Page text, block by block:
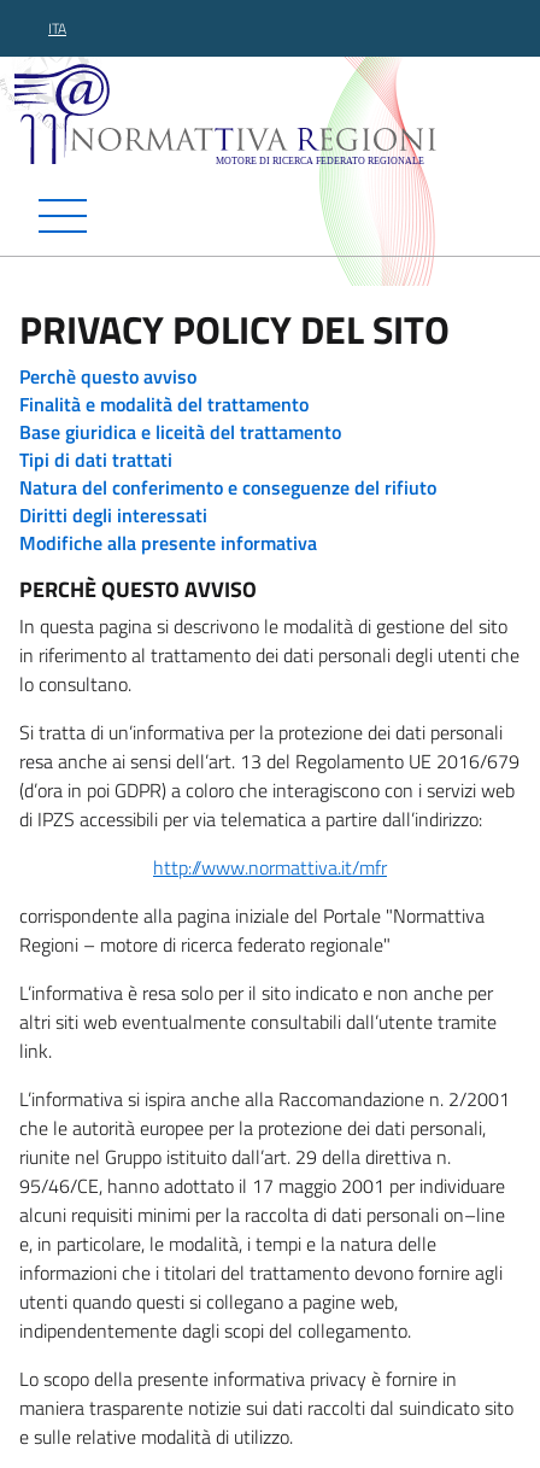
ITA
Normattiva Regioni -
PRIVACY POLICY DEL SITO
Perchè questo avviso
Finalità e modalità del trattamento
Base giuridica e liceità del trattamento
Tipi di dati trattati
Natura del conferimento e conseguenze del rifiuto
Diritti degli interessati
Modifiche alla presente informativa
PERCHÈ QUESTO AVVISO
In questa pagina si descrivono le modalità di gestione del sito
in riferimento al trattamento dei dati personali degli utenti che
lo consultano.
Si tratta di un’informativa per la protezione dei dati personali
resa anche ai sensi dell’art. 13 del Regolamento UE 2016/679
(d’ora in poi GDPR) a coloro che interagiscono con i servizi web
di IPZS accessibili per via telematica a partire dall’indirizzo:
http://www.normattiva.it/mfr
corrispondente alla pagina iniziale del Portale "Normattiva
Regioni – motore di ricerca federato regionale"
L’informativa è resa solo per il sito indicato e non anche per
altri siti web eventualmente consultabili dall’utente tramite
link.
L’informativa si ispira anche alla Raccomandazione n. 2/2001
che le autorità europee per la protezione dei dati personali,
riunite nel Gruppo istituito dall’art. 29 della direttiva n.
95/46/CE, hanno adottato il 17 maggio 2001 per individuare
alcuni requisiti minimi per la raccolta di dati personali on–line
e, in particolare, le modalità, i tempi e la natura delle
informazioni che i titolari del trattamento devono fornire agli
utenti quando questi si collegano a pagine web,
indipendentemente dagli scopi del collegamento.
Lo scopo della presente informativa privacy è fornire in
maniera trasparente notizie sui dati raccolti dal suindicato sito
e sulle relative modalità di utilizzo.